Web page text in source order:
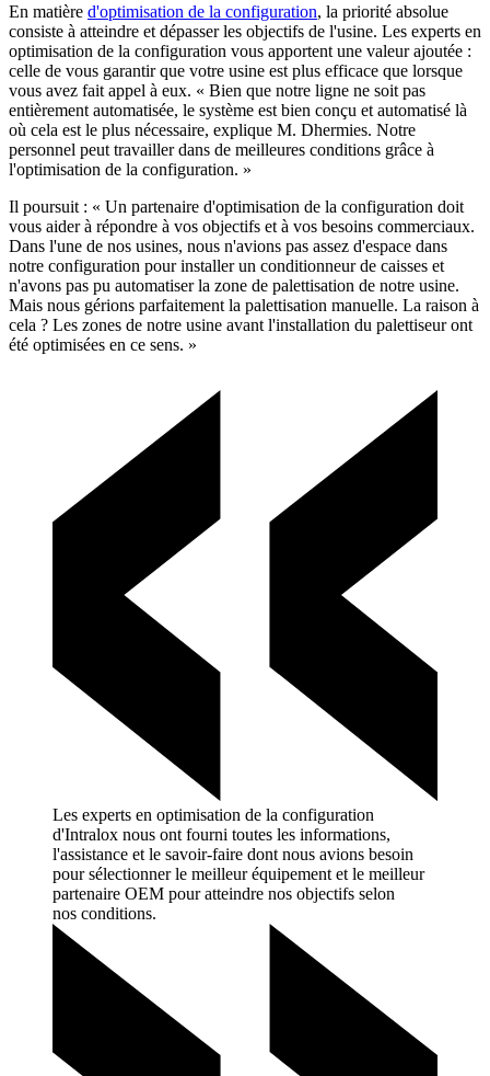
En matière d'optimisation de la configuration, la priorité absolue
consiste à atteindre et dépasser les objectifs de l'usine. Les experts en
optimisation de la configuration vous apportent une valeur ajoutée :
celle de vous garantir que votre usine est plus efficace que lorsque
vous avez fait appel à eux. « Bien que notre ligne ne soit pas
entièrement automatisée, le système est bien conçu et automatisé là
où cela est le plus nécessaire, explique M. Dhermies. Notre
personnel peut travailler dans de meilleures conditions grâce à
l'optimisation de la configuration. »
Il poursuit : « Un partenaire d'optimisation de la configuration doit
vous aider à répondre à vos objectifs et à vos besoins commerciaux.
Dans l'une de nos usines, nous n'avions pas assez d'espace dans
notre configuration pour installer un conditionneur de caisses et
n'avons pas pu automatiser la zone de palettisation de notre usine.
Mais nous gérions parfaitement la palettisation manuelle. La raison à
cela ? Les zones de notre usine avant l'installation du palettiseur ont
été optimisées en ce sens. »
Les experts en optimisation de la configuration
d'Intralox nous ont fourni toutes les informations,
l'assistance et le savoir-faire dont nous avions besoin
pour sélectionner le meilleur équipement et le meilleur
partenaire OEM pour atteindre nos objectifs selon
nos conditions.